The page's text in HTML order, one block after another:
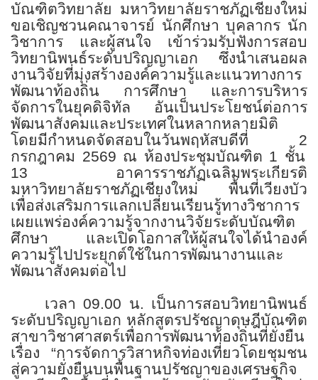
บัณฑิตวิทยาลัย มหาวิทยาลัยราชภัฏเชียงใหม่
ขอเชิญชวนคณาจารย์ นักศึกษา บุคลากร นัก
วิชาการ และผู้สนใจ เข้าร่วมรับฟังการสอบ
วิทยานิพนธ์ระดับปริญญาเอก ซึ่งนำเสนอผล
งานวิจัยที่มุ่งสร้างองค์ความรู้และแนวทางการ
พัฒนาท้องถิ่น การศึกษา และการบริหาร
จัดการในยุคดิจิทัล อันเป็นประโยชน์ต่อการ
พัฒนาสังคมและประเทศในหลากหลายมิติ
โดยมีกำหนดจัดสอบในวันพฤหัสบดีที่ 2
กรกฎาคม 2569 ณ ห้องประชุมบัณฑิต 1 ชั้น
13
อาคารราชภัฏเฉลิมพระเกียรติ
มหาวิทยาลัยราชภัฏเชียงใหม่ พื้นที่เวียงบัว
เพื่อส่งเสริมการแลกเปลี่ยนเรียนรู้ทางวิชาการ
เผยแพร่องค์ความรู้จากงานวิจัยระดับบัณฑิต
ศึกษา และเปิดโอกาสให้ผู้สนใจได้นำองค์
ความรู้ไปประยุกต์ใช้ในการพัฒนางานและ
พัฒนาสังคมต่อไป
เวลา09.00 น. เป็นการสอบวิทยานิพนธ์
ระดับปริญญาเอก หลักสูตรปรัชญาดุษฎีบัณฑิต
สาขาวิชาศาสตร์เพื่อการพัฒนาท้องถิ่นที่ยั่งยืน
เรื่อง “การจัดการวิสาหกิจท่องเที่ยวโดยชุมชน
สู่ความยั่งยืนบนพื้นฐานปรัชญาของเศรษฐกิจ